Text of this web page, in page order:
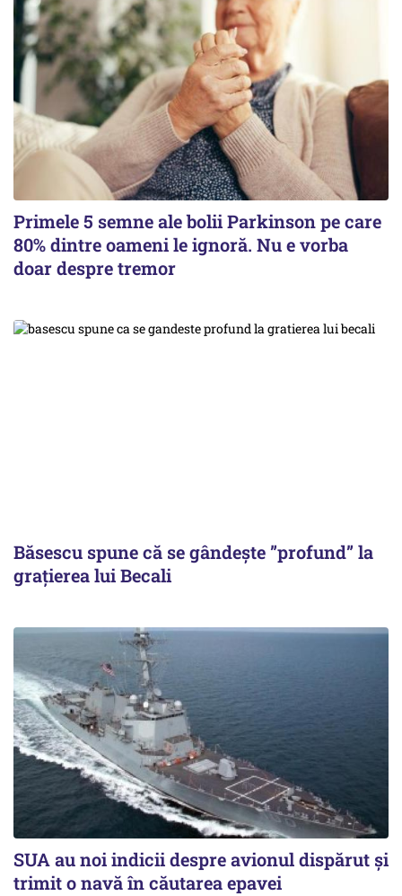
Primele 5 semne ale bolii Parkinson pe care
80% dintre oameni le ignoră. Nu e vorba
doar despre tremor
Băsescu spune că se gândește ”profund” la
grațierea lui Becali
SUA au noi indicii despre avionul dispărut și
trimit o navă în căutarea epavei